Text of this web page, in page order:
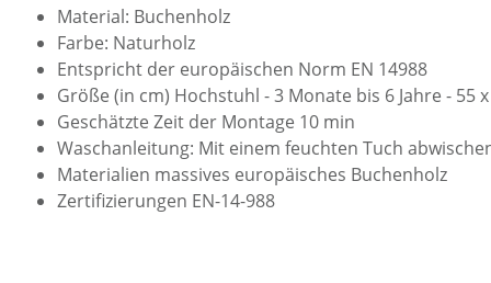
Material: Buchenholz
Farbe: Naturholz
Entspricht der europäischen Norm EN 14988
Größe (in cm) Hochstuhl - 3 Monate bis 6 Jahre - 55
Geschätzte Zeit der Montage 10 min
Waschanleitung: Mit einem feuchten Tuch
Materialien massives europäisches Buchenholz
Zertifizierungen EN-14-988